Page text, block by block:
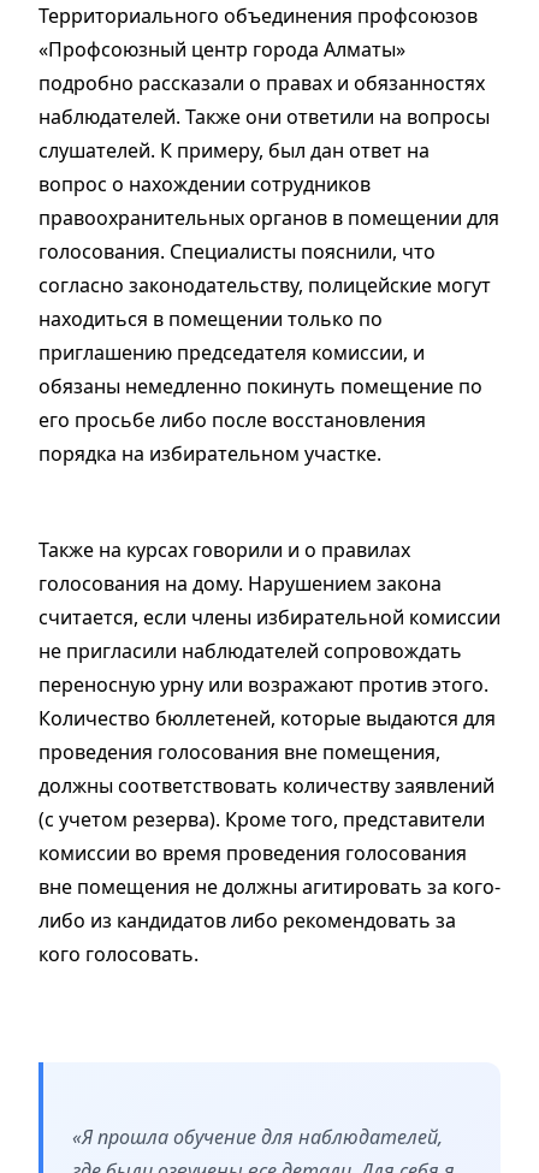
Территориального объединения профсоюзов
«Профсоюзный центр города Алматы»
подробно рассказали о правах и обязанностях
наблюдателей. Также они ответили на вопросы
слушателей. К примеру, был дан ответ на
вопрос о нахождении сотрудников
правоохранительных органов в помещении для
голосования. Специалисты пояснили, что
согласно законодательству, полицейские могут
находиться в помещении только по
приглашению председателя комиссии, и
обязаны немедленно покинуть помещение по
его просьбе либо после восстановления
порядка на избирательном участке.
Также на курсах говорили и о правилах
голосования на дому. Нарушением закона
считается, если члены избирательной комиссии
не пригласили наблюдателей сопровождать
переносную урну или возражают против этого.
Количество бюллетеней, которые выдаются для
проведения голосования вне помещения,
должны соответствовать количеству заявлений
(с учетом резерва). Кроме того, представители
комиссии во время проведения голосования
вне помещения не должны агитировать за кого-
либо из кандидатов либо рекомендовать за
кого голосовать.
«Я прошла обучение для наблюдателей,